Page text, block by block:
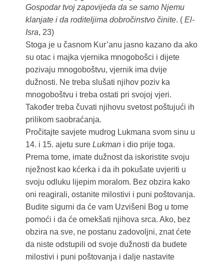
Gospodar tvoj zapovijeda da se samo Njemu
klanjate i da roditeljima dobročinstvo činite. ( El-
Isra, 23)
Stoga je u časnom Kur’anu jasno kazano da ako
su otac i majka vjernika mnogobošci i dijete
pozivaju mnogoboštvu, vjernik ima dvije
dužnosti. Ne treba slušati njihov poziv ka
mnogoboštvu i treba ostati pri svojoj vjeri.
Također treba čuvati njihovu svetost poštujući ih
prilikom saobraćanja.
Pročitajte savjete mudrog Lukmana svom sinu u
14. i 15. ajetu sure Lukmani dio prije toga.
Prema tome, imate dužnost da iskoristite svoju
nježnost kao kćerka i da ih pokušate uvjeriti u
svoju odluku lijepim moralom. Bez obzira kako
oni reagirali, ostanite milostivi i puni poštovanja.
Budite sigurni da će vam Uzvišeni Bog u tome
pomoći i da će omekšati njihova srca. Ako, bez
obzira na sve, ne postanu zadovoljni, znat ćete
da niste odstupili od svoje dužnosti da budete
milostivi i puni poštovanja i dalje nastavite